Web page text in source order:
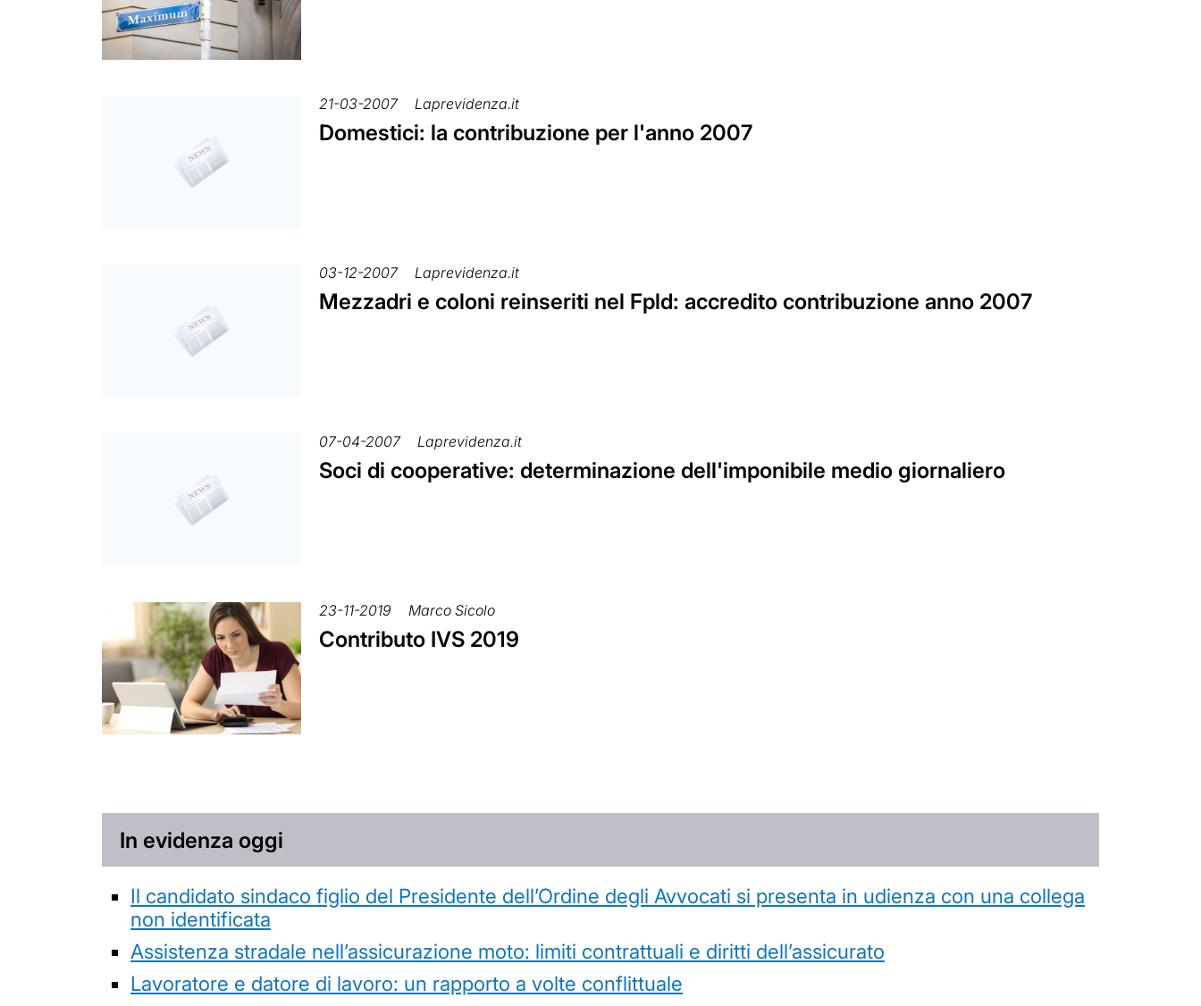
21-03-2007 Laprevidenza.it
Domestici: la contribuzione per l'anno 2007
03-12-2007 Laprevidenza.it
Mezzadri e coloni reinseriti nel Fpld: accredito contribuzione anno 2007
07-04-2007 Laprevidenza.it
Soci di cooperative: determinazione dell'imponibile medio giornaliero
23-11-2019 Marco Sicolo
Contributo IVS 2019
In evidenza oggi
Il candidato sindaco figlio del Presidente dell’Ordine degli Avvocati si presenta in udienza con una collega
non identificata
Assistenza stradale nell’assicurazione moto: limiti contrattuali e diritti dell’assicurato
Lavoratore e datore di lavoro: un rapporto a volte conflittuale